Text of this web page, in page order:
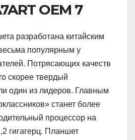
OEM 7
разработана китайским
популярным у
Потрясающих качеств
скорее твердый
один из лидеров. Главным
станет более
процессор на
гигагерц. Планшет